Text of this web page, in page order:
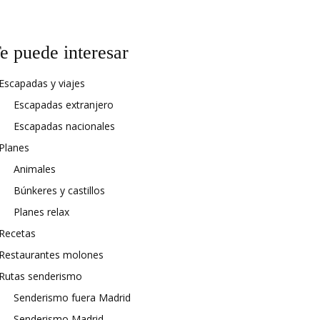
puede interesar
y viajes
Escapadas extranjero
Escapadas nacionales
Animales
Búnkeres y castillos
Planes relax
molones
senderismo
Senderismo fuera Madrid